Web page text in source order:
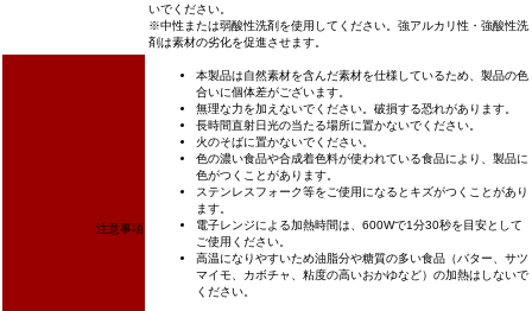
いでください。
※中性または弱酸性洗剤を使用してください。強アルカリ性・強酸性洗
剤は素材の劣化を促進させます。
注意事項
本製品は自然素材を含んだ素材を仕様しているため、製品の色
合いに個体差がございます。
無理な力を加えないでください。破損する恐れがあります。
長時間直射日光の当たる場所に置かないでください。
火のそばに置かないでください。
色の濃い食品や合成着色料が使われている食品により、製品に
色がつくことがあります。
ステンレスフォーク等をご使用になるとキズがつくことがあり
ます。
電子レンジによる加熱時間は、600Wで1分30秒を目安として
ご使用ください。
高温になりやすいため油脂分や糖質の多い食品（バター、サツ
マイモ、カボチャ、粘度の高いおかゆなど）の加熱はしないで
ください。